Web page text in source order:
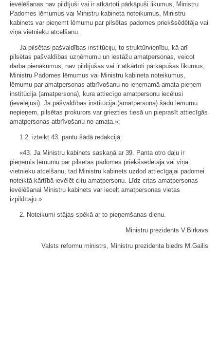
ievēlēšanas nav pildījuši vai ir atkārtoti pārkāpuši likumus, Ministru
Padomes lēmumus vai Ministru kabineta noteikumus, Ministru
kabinets var pieņemt lēmumu par pilsētas padomes priekšsēdētāja vai
viņa vietnieku atcelšanu.
Ja pilsētas pašvaldības institūciju, to struktūrvienību, kā arī
pilsētas pašvaldības uzņēmumu un iestāžu amatpersonas, veicot
darba pienākumus, nav pildījušas vai ir atkārtoti pārkāpušas likumus,
Ministru Padomes lēmumus vai Ministru kabineta noteikumus,
lēmumu par amatpersonas atbrīvošanu no ieņemamā amata pieņem
institūcija (amatpersona), kura attiecīgo amatpersonu iecēlusi
(ievēlējusi). Ja pašvaldības institūcija (amatpersona) šādu lēmumu
nepieņem, pilsētas prokurors var griezties tiesā un pieprasīt attiecīgās
amatpersonas atbrīvošanu no amata.»;
1.2. izteikt 43. pantu šādā redakcijā:
«43. Ja Ministru kabinets saskaņā ar 39. Panta otro daļu ir
pieņēmis lēmumu par pilsētas padomes priekšsēdētāja vai viņa
vietnieku atcelšanu, tad Ministru kabinets uzdod attiecīgajai padomei
noteiktā kārtībā ievēlēt citu amatpersonu. Līdz citas amatpersonas
ievēlēšanai Ministru kabinets var iecelt amatpersonas vietas
izpildītāju.»
2. Noteikumi stājas spēkā ar to pieņemšanas dienu.
Ministru prezidents V.Birkavs
Valsts reformu ministrs, Ministru prezidenta biedrs M.Gailis